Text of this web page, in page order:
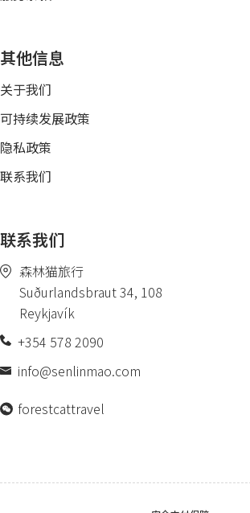
其他信息
关于我们
可持续发展政策
隐私政策
联系我们
联系我们
森林猫旅行
Suðurlandsbraut 34, 108
Reykjavík
+354 578 2090
info@senlinmao.com
forestcattravel